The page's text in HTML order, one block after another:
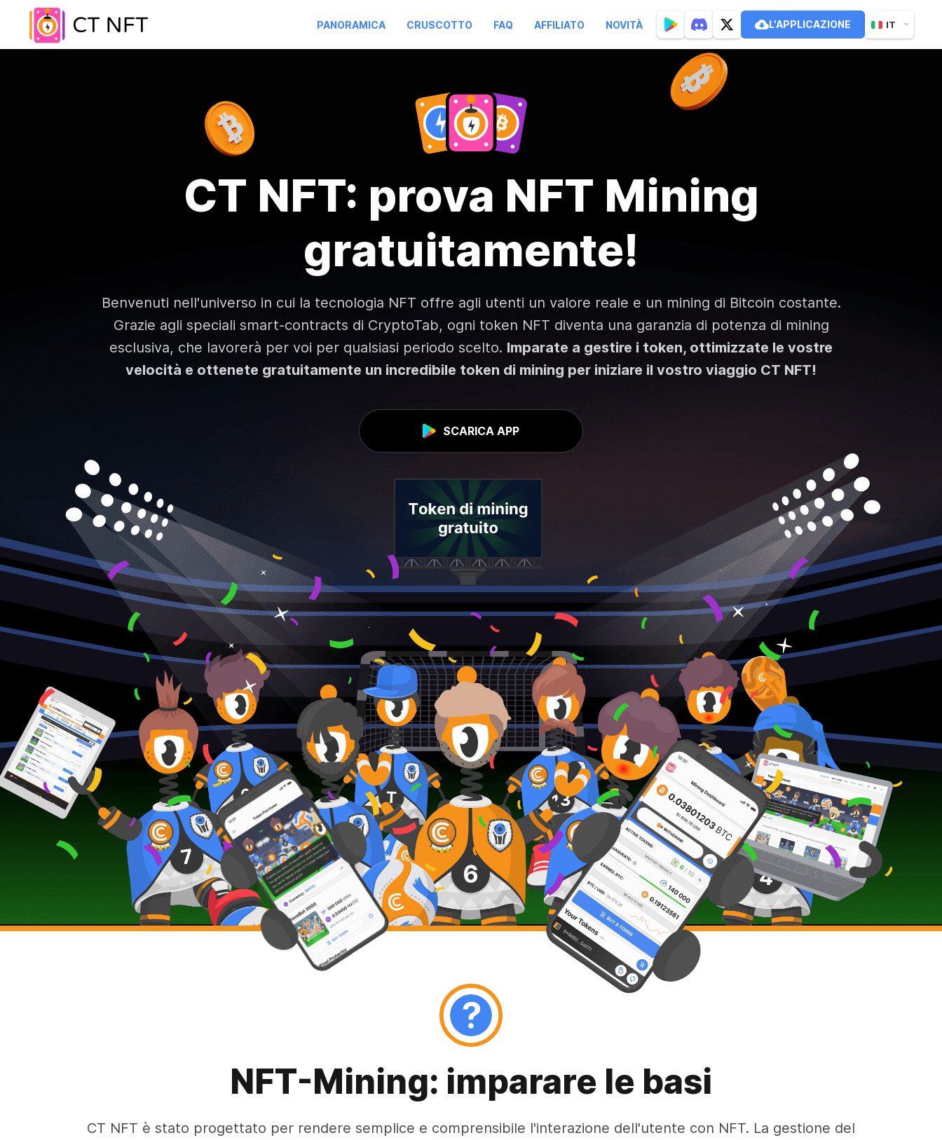
PANORAMICA CRUSCOTTO FAQ AFFILIATO NOVITÀ L'APPLICAZIONE IT
CT NFT: prova NFT Mining
gratuitamente!
Benvenuti nell'universo in cui la tecnologia NFT offre agli utenti un valore reale e un mining di Bitcoin costante.
Grazie agli speciali smart-contracts di CryptoTab, ogni token NFT diventa una garanzia di potenza di mining
esclusiva, che lavorerà per voi per qualsiasi periodo scelto. Imparate a gestire i token, ottimizzate le vostre
velocità e ottenete gratuitamente un incredibile token di mining per iniziare il vostro viaggio CT NFT!
SCARICA APP
NFT-Mining: imparare le basi
CT NFT è stato progettato per rendere semplice e comprensibile l'interazione dell'utente con NFT. La gestione del